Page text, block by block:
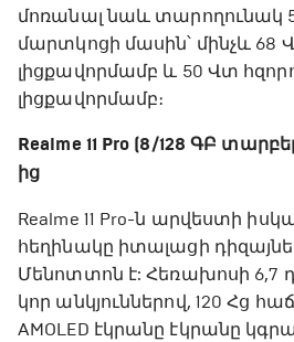
մոռանալ նաև տարողունակ
մարտկոցի մասին՝ մինչև
լիցքավորմամբ և 50 Վտ
լիցքավորմամբ։
Realme 11 Pro (8/128 ԳԲ
ից
Realme 11 Pro-ն արվեստի
հեղինակը իտալացի
Մենոտտոն է: Հեռախոսի 6,7
կոր անկյուններով, 120 Հց
AMOLED էկրանը էկրանը